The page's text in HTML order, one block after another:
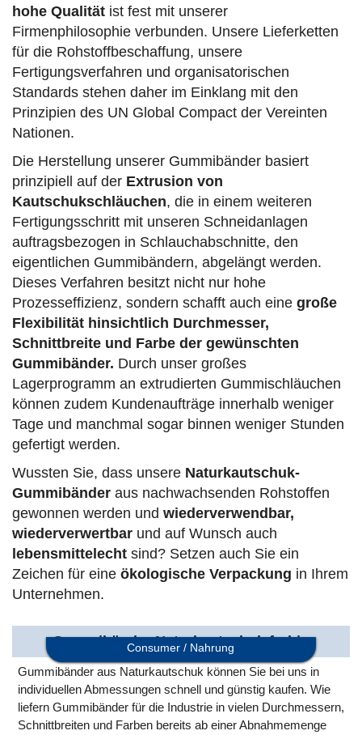
hohe Qualität ist fest mit unserer
Firmenphilosophie verbunden. Unsere Lieferketten
für die Rohstoffbeschaffung, unsere
Fertigungsverfahren und organisatorischen
Standards stehen daher im Einklang mit den
Prinzipien des UN Global Compact der Vereinten
Nationen.
Die Herstellung unserer Gummibänder basiert
prinzipiell auf der Extrusion von
Kautschukschläuchen, die in einem weiteren
Fertigungsschritt mit unseren Schneidanlagen
auftragsbezogen in Schlauchabschnitte, den
eigentlichen Gummibändern, abgelängt werden.
Dieses Verfahren besitzt nicht nur hohe
Prozesseffizienz, sondern schafft auch eine große
Flexibilität hinsichtlich Durchmesser,
Schnittbreite und Farbe der gewünschten
Gummibänder. Durch unser großes
Lagerprogramm an extrudierten Gummischläuchen
können zudem Kundenaufträge innerhalb weniger
Tage und manchmal sogar binnen weniger Stunden
gefertigt werden.
Wussten Sie, dass unsere Naturkautschuk-
Gummibänder aus nachwachsenden Rohstoffen
gewonnen werden und wiederverwendbar,
wiederverwertbar und auf Wunsch auch
lebensmittelecht sind? Setzen auch Sie ein
Zeichen für eine ökologische Verpackung in Ihrem
Unternehmen.
Consumer / Nahrung
Gummibänder Naturkautschuk farbig
Gummibänder aus Naturkautschuk können Sie bei uns in
individuellen Abmessungen schnell und günstig kaufen. Wie
liefern Gummibänder für die Industrie in vielen Durchmessern,
Schnittbreiten und Farben bereits ab einer Abnahmemenge